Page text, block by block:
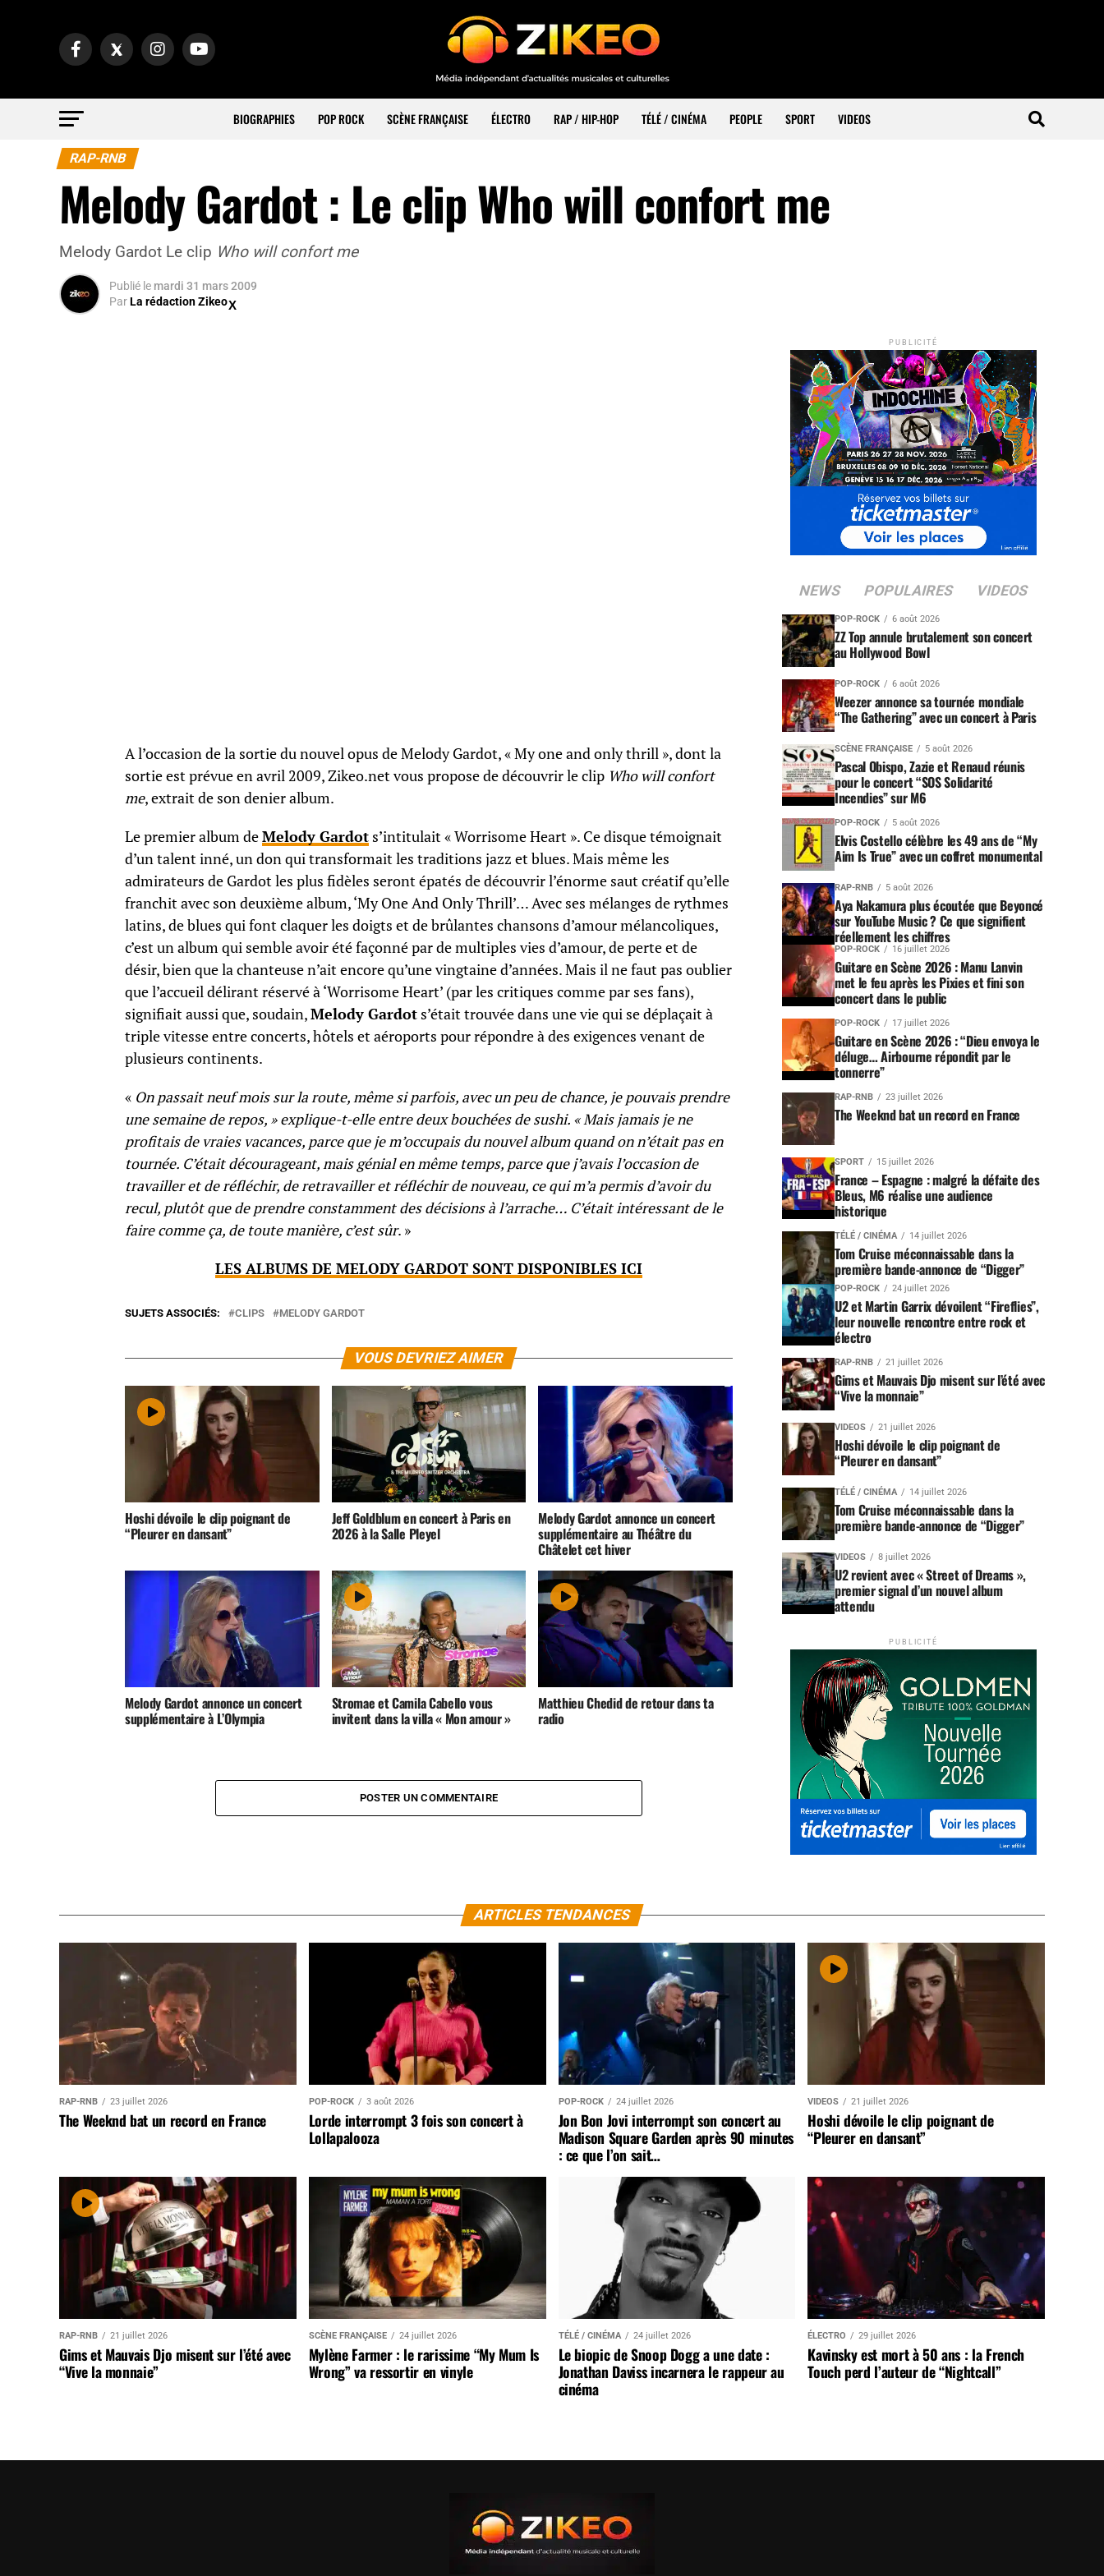
BIOGRAPHIES POP ROCK SCÈNE FRANÇAISE ÉLECTRO RAP / HIP-HOP TÉLÉ / CINÉMA PEOPLE SPORT VIDEOS
RAP-RNB
Melody Gardot : Le clip Who will confort me
Melody Gardot Le clip Who will confort me
Publié le mardi 31 mars 2009
ParLa rédaction Zikeo
A l’occasion de la sortie du nouvel opus de Melody Gardot, « My one and only thrill », dont la
sortie est prévue en avril 2009, Zikeo.net vous propose de découvrir le clip Who will confort
me, extrait de son denier album.
Le premier album deMelody Gardot s’intitulait « Worrisome Heart ». Ce disque témoignait
d’un talent inné, un don qui transformait les traditions jazz et blues. Mais même les
admirateurs de Gardot les plus fidèles seront épatés de découvrir l’énorme saut créatif qu’elle
franchit avec son deuxième album, ‘My One And Only Thrill’… Avec ses mélanges de rythmes
latins, de blues qui font claquer les doigts et de brûlantes chansons d’amour mélancoliques,
c’est un album qui semble avoir été façonné par de multiples vies d’amour, de perte et de
désir, bien que la chanteuse n’ait encore qu’une vingtaine d’années. Mais il ne faut pas oublier
que l’accueil délirant réservé à ‘Worrisome Heart’ (par les critiques comme par ses fans),
signifiait aussi que, soudain,Melody Gardot s’était trouvée dans une vie qui se déplaçait à
triple vitesse entre concerts, hôtels et aéroports pour répondre à des exigences venant de
plusieurs continents.
« On passait neuf mois sur la route, même si parfois, avec un peu de chance, je pouvais prendre
une semaine de repos, » explique-t-elle entre deux bouchées de sushi. « Mais jamais je ne
profitais de vraies vacances, parce que je m’occupais du nouvel album quand on n’était pas en
tournée. C’était décourageant, mais génial en même temps, parce que j’avais l’occasion de
travailler et de réfléchir, de retravailler et réfléchir de nouveau, ce qui m’a permis d’avoir du
recul, plutôt que de prendre constamment des décisions à l’arrache… C’était intéressant de le
faire comme ça, de toute manière, c’est sûr. »
LES ALBUMS DE MELODY GARDOT SONT DISPONIBLES ICI
SUJETS ASSOCIÉS: CLIPS MELODY GARDOT
VOUS DEVRIEZ AIMER
Hoshi dévoile le clip poignant de
“Pleurer en dansant”
Jeff Goldblum en concert à Paris en
2026 à la Salle Pleyel
Melody Gardot annonce un concert
supplémentaire au Théâtre du
Châtelet cet hiver
Melody Gardot annonce un concert
supplémentaire à L’Olympia
Stromae et Camila Cabello vous
invitent dans la villa « Mon amour »
Matthieu Chedid de retour dans ta
radio
POSTER UN COMMENTAIRE
PUBLICITÉ
NEWS POPULAIRES VIDEOS
POP-ROCK 6 août 2026
ZZ Top annule brutalement son concert
au Hollywood Bowl
POP-ROCK 6 août 2026
Weezer annonce sa tournée mondiale
“The Gathering” avec un concert à Paris
SCÈNE FRANÇAISE 5 août 2026
Pascal Obispo, Zazie et Renaud réunis
pour le concert “SOS Solidarité
Incendies” sur M6
POP-ROCK 5 août 2026
Elvis Costello célèbre les 49 ans de “My
Aim Is True” avec un coffret monumental
RAP-RNB 5 août 2026
Aya Nakamura plus écoutée que Beyoncé
sur YouTube Music ? Ce que signifient
réellement les chiffres
POP-ROCK 16 juillet 2026
Guitare en Scène 2026 : Manu Lanvin
met le feu après les Pixies et fini son
concert dans le public
POP-ROCK 17 juillet 2026
Guitare en Scène 2026 : “Dieu envoya le
déluge… Airbourne répondit par le
tonnerre”
RAP-RNB 23 juillet 2026
The Weeknd bat un record en France
SPORT 15 juillet 2026
France – Espagne : malgré la défaite des
Bleus, M6 réalise une audience
historique
TÉLÉ / CINÉMA 14 juillet 2026
Tom Cruise méconnaissable dans la
première bande-annonce de “Digger”
POP-ROCK 24 juillet 2026
U2 et Martin Garrix dévoilent “Fireflies”,
leur nouvelle rencontre entre rock et
électro
RAP-RNB 21 juillet 2026
Gims et Mauvais Djo misent sur l’été avec
“Vive la monnaie”
VIDEOS 21 juillet 2026
Hoshi dévoile le clip poignant de
“Pleurer en dansant”
TÉLÉ / CINÉMA 14 juillet 2026
Tom Cruise méconnaissable dans la
première bande-annonce de “Digger”
VIDEOS 8 juillet 2026
U2 revient avec « Street of Dreams »,
premier signal d’un nouvel album
attendu
PUBLICITÉ
ARTICLES TENDANCES
RAP-RNB 23 juillet 2026
The Weeknd bat un record en France
POP-ROCK 3 août 2026
Lorde interrompt 3 fois son concert à
Lollapalooza
POP-ROCK 24 juillet 2026
Jon Bon Jovi interrompt son concert au
Madison Square Garden après 90 minutes
: ce que l’on sait…
VIDEOS 21 juillet 2026
Hoshi dévoile le clip poignant de
“Pleurer en dansant”
RAP-RNB 21 juillet 2026
Gims et Mauvais Djo misent sur l’été avec
“Vive la monnaie”
SCÈNE FRANÇAISE 24 juillet 2026
Mylène Farmer : le rarissime “My Mum Is
Wrong” va ressortir en vinyle
TÉLÉ / CINÉMA 24 juillet 2026
Le biopic de Snoop Dogg a une date :
Jonathan Daviss incarnera le rappeur au
cinéma
ÉLECTRO 29 juillet 2026
Kavinsky est mort à 50 ans : la French
Touch perd l’auteur de “Nightcall”